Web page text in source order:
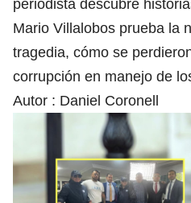
periodista descubre
Mario Villalobos prueba la
tragedia, cómo se
corrupción en manejo de
Autor : Daniel Coronell